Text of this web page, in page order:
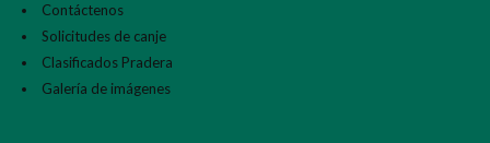
Contáctenos
Solicitudes de canje
Clasificados Pradera
Galería de imágenes